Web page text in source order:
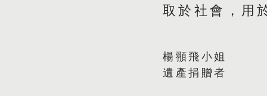
取於社會，用
楊頨飛小姐
遺產捐贈者